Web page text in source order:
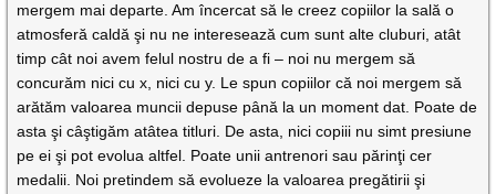
mergem mai departe. Am încercat să le creez copiilor la sală o
atmosferă caldă şi nu ne interesează cum sunt alte cluburi, atât
timp cât noi avem felul nostru de a fi – noi nu mergem să
concurăm nici cu x, nici cu y. Le spun copiilor că noi mergem să
arătăm valoarea muncii depuse până la un moment dat. Poate de
asta şi câştigăm atâtea titluri. De asta, nici copiii nu simt presiune
pe ei şi pot evolua altfel. Poate unii antrenori sau părinţi cer
medalii. Noi pretindem să evolueze la valoarea pregătirii şi